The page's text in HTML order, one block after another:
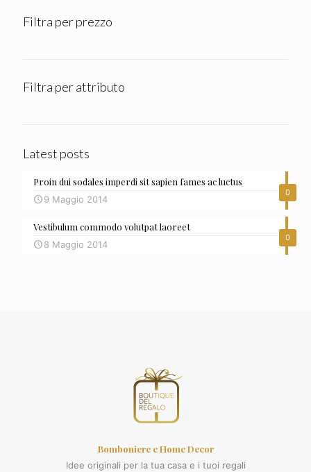
Filtra per prezzo
Filtra per attributo
Latest posts
0
Proin dui sodales imperdi sit sapien fames ac luctus
9 Maggio 2014
0
Vestibulum commodo volutpat laoreet
8 Maggio 2014
Bomboniere e Home Decor
Idee originali per la tua casa e i tuoi regali